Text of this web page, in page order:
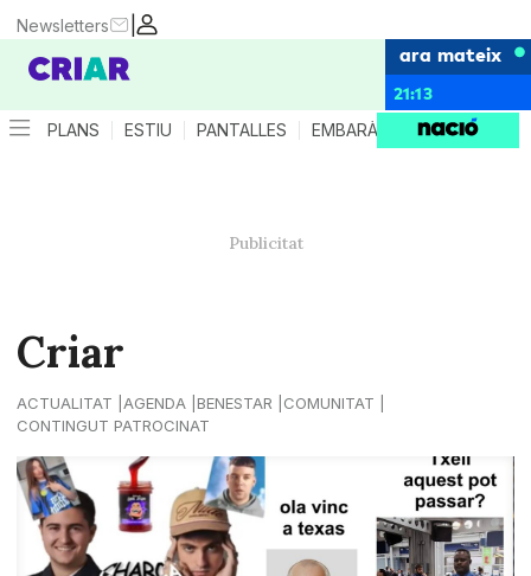
|
Newsletters
ara mateix
21:13
PLANS ESTIU PANTALLES EMBARÀS CRIANÇA
Criar
ACTUALITAT AGENDA BENESTAR
COMUNITAT
CONTINGUT PATROCINAT